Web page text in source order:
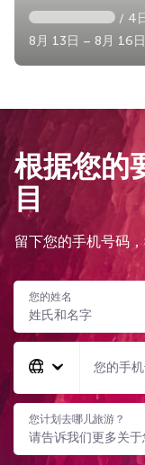
/ 4
8月 13日 – 8月 16日
根据您的
目
留下您的手机号码
您的姓名
您的手
您计划去哪儿旅游？